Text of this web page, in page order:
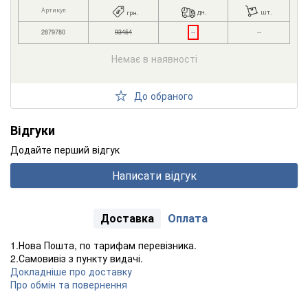
Артикул грн. дн. шт.
2879780 93454 -- --
Немає в наявності
До обраного
Відгуки
Додайте перший відгук
Написати відгук
Доставка Оплата
1.Нова Пошта, по тарифам перевізника.
2.Самовивіз з пункту видачі.
Докладніше про доставку
Про обмін та повернення